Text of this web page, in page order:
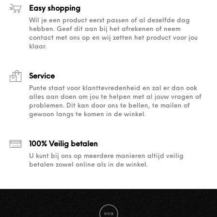
Easy shopping
Wil je een product eerst passen of al dezelfde dag
hebben. Geef dit aan bij het afrekenen of neem
contact met ons op en wij zetten het product voor jou
klaar.
Service
Punte staat voor klanttevredenheid en zal er dan ook
alles aan doen om jou te helpen met al jouw vragen of
problemen. Dit kan door ons te bellen, te mailen of
gewoon langs te komen in de winkel.
100% Veilig betalen
U kunt bij ons op meerdere manieren altijd veilig
betalen zowel online als in de winkel.